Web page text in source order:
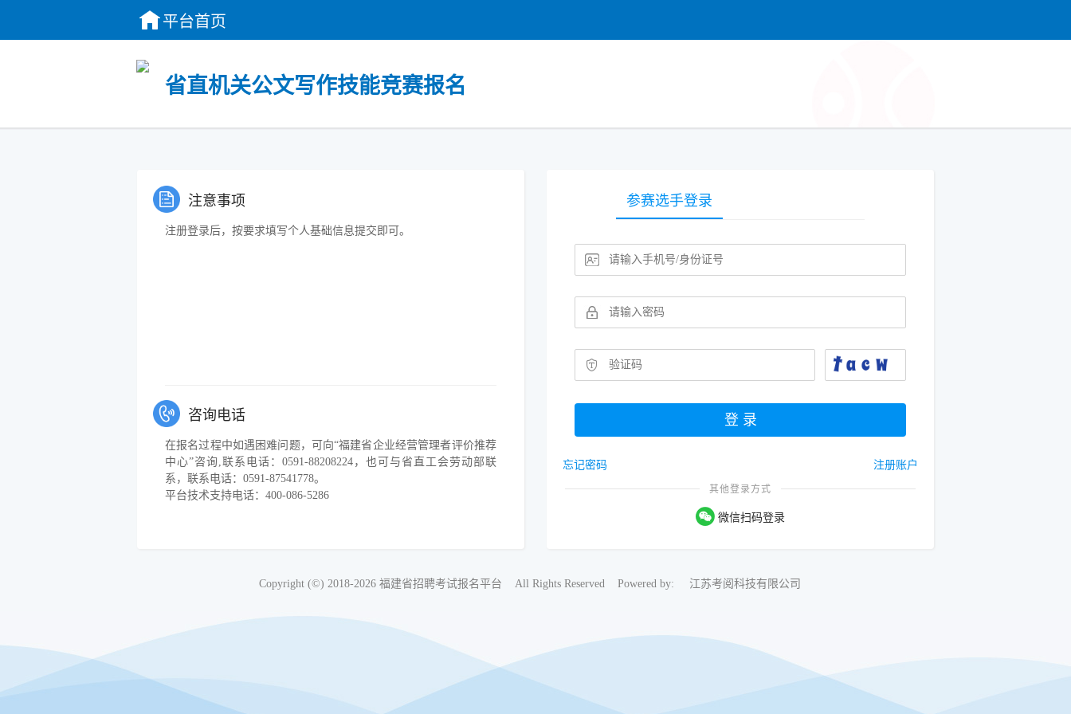
平台首页
省直机关公文写作技能竞赛报名
注意事项
注册登录后，按要求填写个人基础信息提交即可。
咨询电话
在报名过程中如遇困难问题，可向“福建省企业经营管理者评价推荐
中心”咨询,联系电话：0591-88208224，也可与省直工会劳动部联
系，联系电话：0591-87541778。
平台技术支持电话：400-086-5286
参赛选手登录
忘记密码 注册账户
其他登录方式
微信扫码登录
Copyright (©) 2018-2026 福建省招聘考试报名平台 All Rights Reserved Powered by: 江苏考阅科技有限公司